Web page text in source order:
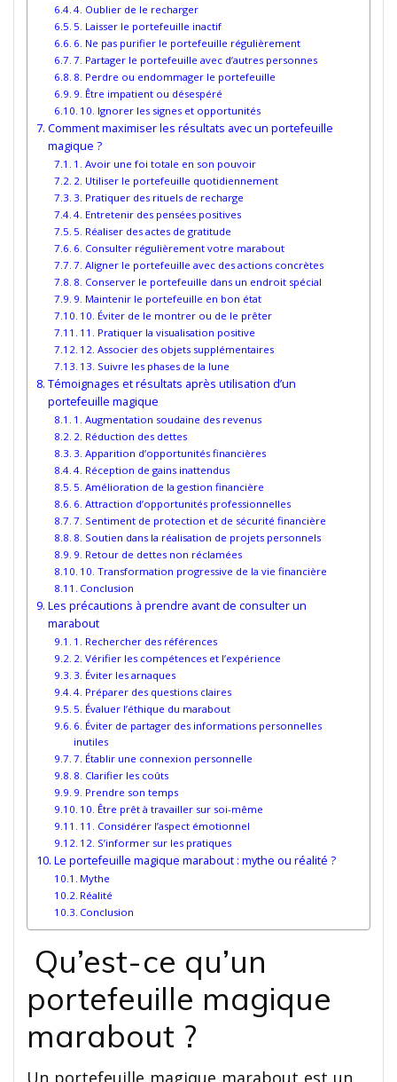
4. Oublier de le recharger
5. Laisser le portefeuille inactif
6. Ne pas purifier le portefeuille régulièrement
7. Partager le portefeuille avec d’autres personnes
8. Perdre ou endommager le portefeuille
9. Être impatient ou désespéré
10. Ignorer les signes et opportunités
Comment maximiser les résultats avec un portefeuille
magique ?
1. Avoir une foi totale en son pouvoir
2. Utiliser le portefeuille quotidiennement
3. Pratiquer des rituels de recharge
4. Entretenir des pensées positives
5. Réaliser des actes de gratitude
6. Consulter régulièrement votre marabout
7. Aligner le portefeuille avec des actions concrètes
8. Conserver le portefeuille dans un endroit spécial
9. Maintenir le portefeuille en bon état
10. Éviter de le montrer ou de le prêter
11. Pratiquer la visualisation positive
12. Associer des objets supplémentaires
13. Suivre les phases de la lune
Témoignages et résultats après utilisation d’un
portefeuille magique
1. Augmentation soudaine des revenus
2. Réduction des dettes
3. Apparition d’opportunités financières
4. Réception de gains inattendus
5. Amélioration de la gestion financière
6. Attraction d’opportunités professionnelles
7. Sentiment de protection et de sécurité financière
8. Soutien dans la réalisation de projets personnels
9. Retour de dettes non réclamées
10. Transformation progressive de la vie financière
Conclusion
Les précautions à prendre avant de consulter un
marabout
1. Rechercher des références
2. Vérifier les compétences et l’expérience
3. Éviter les arnaques
4. Préparer des questions claires
5. Évaluer l’éthique du marabout
6. Éviter de partager des informations personnelles
inutiles
7. Établir une connexion personnelle
8. Clarifier les coûts
9. Prendre son temps
10. Être prêt à travailler sur soi-même
11. Considérer l’aspect émotionnel
12. S’informer sur les pratiques
Le portefeuille magique marabout : mythe ou réalité ?
Mythe
Réalité
Conclusion
Qu’est-ce qu’un
portefeuille magique
marabout ?
Un portefeuille magique marabout est un